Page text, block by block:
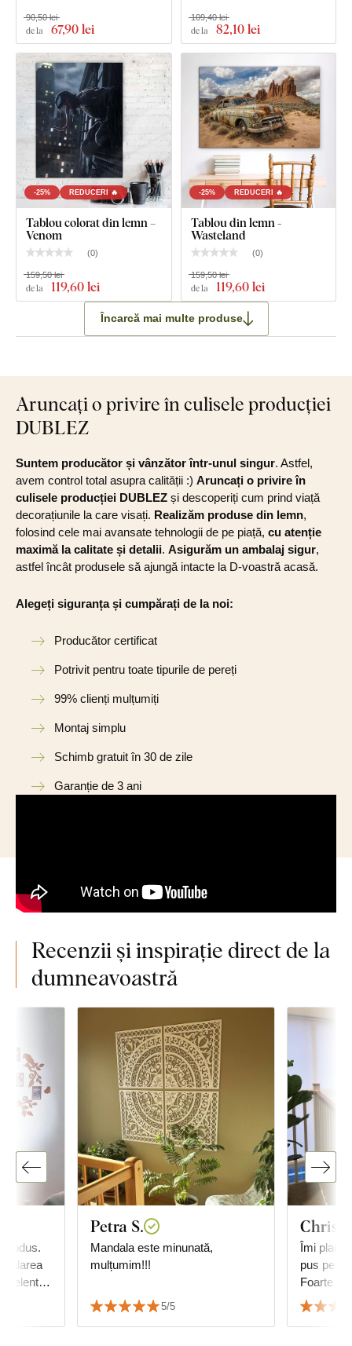
Ce este inclus în pachet?
Avengers - Tablouri din lemn pentru perete (6 bucăți)
Notă: Dimensiunile menționate sunt dimensiunile după lipirea
pe perete, așa cum se vede în imaginea ilustrativă.
de la 67,90 lei
90,50 lei
de la 82,10 lei
109,40 lei
-25% REDUCERI 🔥
Tablou colorat din lemn –
Venom
(0)
de la 119,60 lei
159,50 lei
-25% REDUCERI 🔥
Tablou din lemn -
Wasteland
(0)
de la 119,60 lei
159,50 lei
Încarcă mai multe produse
Aruncați o privire în culisele producției
DUBLEZ
Suntem producător și vânzător într-unul singur. Astfel,
avem control total asupra calității :) Aruncați o privire în
culisele producției DUBLEZ și descoperiți cum prind viață
decorațiunile la care visați. Realizăm produse din lemn,
folosind cele mai avansate tehnologii de pe piață, cu atenție
maximă la calitate și detalii. Asigurăm un ambalaj sigur,
astfel încât produsele să ajungă intacte la D-voastră acasă.
Alegeți siguranța și cumpărați de la noi:
Producător certificat
Potrivit pentru toate tipurile de pereți
99% clienți mulțumiți
Montaj simplu
Schimb gratuit în 30 de zile
Garanție de 3 ani
Recenzii și inspirație direct de la
dumneavoastră
Petra S.
Mandala este minunată,
mulțumim!!!
5/5
Îmi
pus pe
Foarte